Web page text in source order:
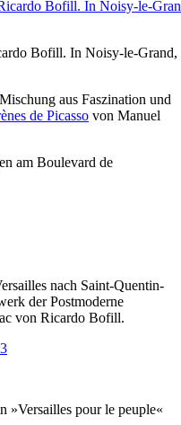
Bofill. In Noisy-le-Grand,
aus Faszination und
de Picasso von Manuel
am Boulevard de
nach Saint-Quentin-
der Postmoderne
von Ricardo Bofill.
»Versailles pour le peuple«